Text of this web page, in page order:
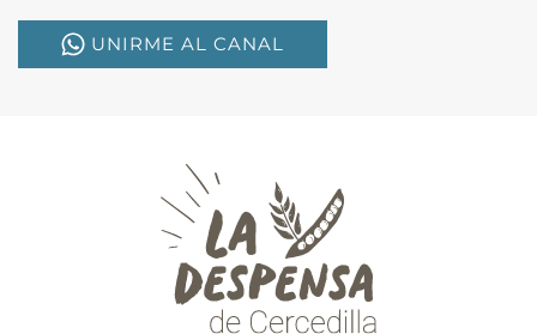
UNIRME AL CANAL